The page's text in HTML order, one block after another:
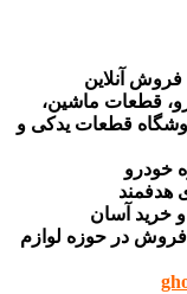
آنلاین
قطعات ماشین،
قطعات یدکی و
خودرو
هدفمند
خرید آسان
در حوزه لوازم